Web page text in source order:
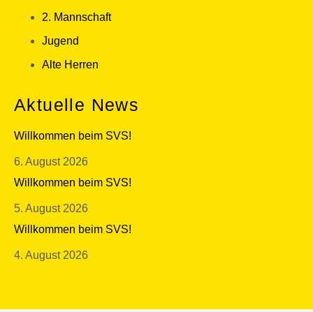
2. Mannschaft
Jugend
Alte Herren
Aktuelle News
Willkommen beim SVS!
6. August 2026
Willkommen beim SVS!
5. August 2026
Willkommen beim SVS!
4. August 2026